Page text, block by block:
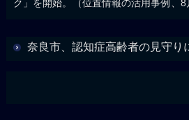
ク」を開始。（位置情報の活用事例、8
奈良市、認知症高齢者の見守り